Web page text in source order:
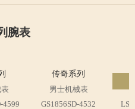
腕表
4599
传奇系列
男士机械表
GS1856SD-4532